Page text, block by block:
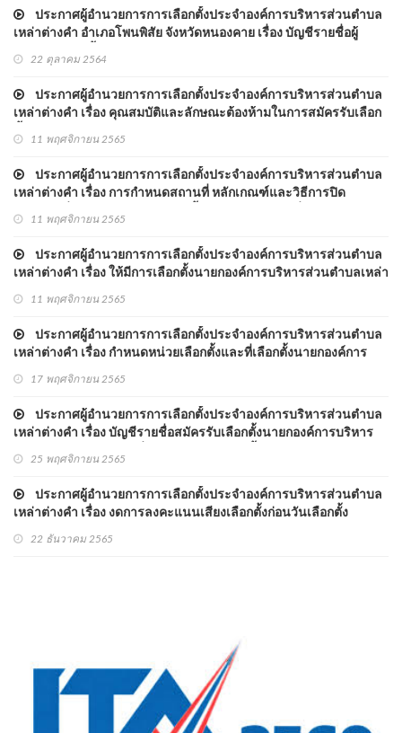
บริหารส่วนตำบลเหล่าต่า
ประกาศผู้อำนวยการการเลือกตั้งประจำองค์การบริหารส่วนตำบล
เหล่าต่างคำ อำเภอโพนพิสัย จังหวัดหนองคาย เรื่อง บัญชีรายชื่อผู้
สมัครรับเลือกตั้งสมาชิกสภาองค์การบริหารส่วนตำบลเหล่าต่างคำ ที่
ได้รับสมัครรับเ
22 ตุลาคม 2564
ประกาศผู้อำนวยการการเลือกตั้งประจำองค์การบริหารส่วนตำบล
เหล่าต่างคำ เรื่อง คุณสมบัติและลักษณะต้องห้ามในการสมัครรับเลือก
ตั้งนายกองค์การบริหารส่วนตำบลเหล่าต่างคำ
11 พฤศจิกายน 2565
ประกาศผู้อำนวยการการเลือกตั้งประจำองค์การบริหารส่วนตำบล
เหล่าต่างคำ เรื่อง การกำหนดสถานที่ หลักเกณฑ์และวิธีการปิด
ประกาศเกี่ยวกับการหาเสียงเลือกตั้งและติดแผ่นป้ายเกี่ยวกับการหา
บริหารส่วนตำบลเหล่าต่าง
11 พฤศจิกายน 2565
ประกาศผู้อำนวยการการเลือกตั้งประจำองค์การบริหารส่วนตำบล
เหล่าต่างคำ เรื่อง ให้มีการเลือกตั้งนายกองค์การบริหารส่วนตำบลเหล่า
11 พฤศจิกายน 2565
ประกาศผู้อำนวยการการเลือกตั้งประจำองค์การบริหารส่วนตำบล
เหล่าต่างคำ เรื่อง กำหนดหน่วยเลือกตั้งและที่เลือกตั้งนายกองค์การ
บริหารส่วนตำบลเหล่าต่างคำ
17 พฤศจิกายน 2565
ประกาศผู้อำนวยการการเลือกตั้งประจำองค์การบริหารส่วนตำบล
เหล่าต่างคำ เรื่อง บัญชีรายชื่อสมัครรับเลือกตั้งนายกองค์การบริหาร
ส่วนตำบลเหล่าต่างคำ ที่ได้รับสมัครรับเลือกตั้งและไม่ได้รับสมัครรับ
25 พฤศจิกายน 2565
ประกาศผู้อำนวยการการเลือกตั้งประจำองค์การบริหารส่วนตำบล
เหล่าต่างคำ เรื่อง งดการลงคะแนนเสียงเลือกตั้งก่อนวันเลือกตั้ง
22 ธันวาคม 2565